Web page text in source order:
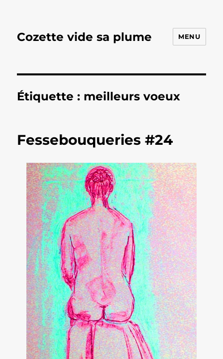
Cozette vide sa plume MENU
Étiquette : meilleurs voeux
Fessebouqueries #24